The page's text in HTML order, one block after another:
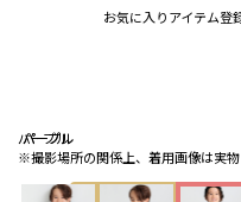
パープル
※撮影場所の関係上、着用画像は実物
パープル
パープル
お気に入りアイテム登